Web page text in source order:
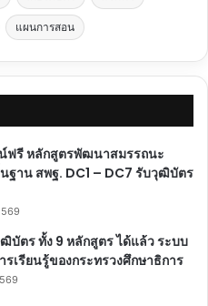
แผนการสอน
ฟรี หลักสูตรพัฒนาสมรรถนะ
ฐาน สพฐ. DC1 – DC7 รับวุฒิบัตร
บัตร ทั้ง 9 หลักสูตร ได้แล้ว ระบบ
เรียนรู้ของกระทรวงศึกษาธิการ